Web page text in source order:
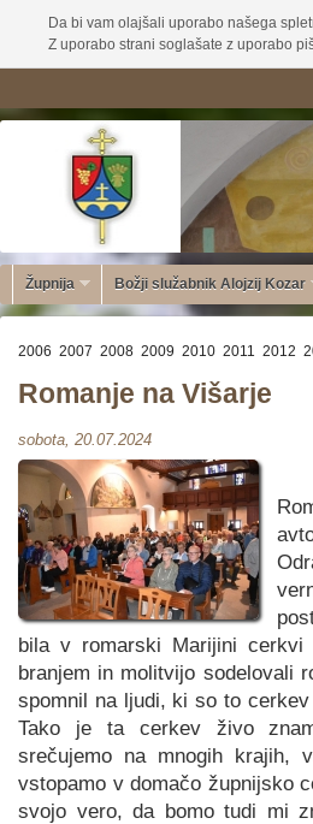
Da bi vam olajšali uporabo našega
Z uporabo strani soglašate z uporabo
Župnija Božji služabnik Alojzij Kozar
2006 2007 2008 2009 2010 2011 2012
Romanje na Višarje
sobota, 20.07.2024
bila v romarski Marijini
branjem in molitvijo sodelovali
spomnil na ljudi, ki so to
Tako je ta cerkev živo
srečujemo na mnogih krajih,
vstopamo v domačo župnijsko
svojo vero, da bomo tudi mi